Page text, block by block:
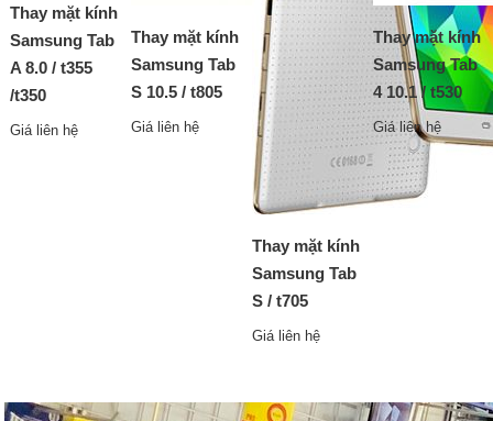
Thay mặt kính
Samsung Tab
A 8.0 / t355
/t350
Giá liên hệ
Thay mặt kính
Samsung Tab
S 10.5 / t805
Giá liên hệ
Thay mặt kính
Samsung Tab
S / t705
Giá liên hệ
Thay mặt kính
Samsung Tab
4 10.1 / t530
Giá liên hệ